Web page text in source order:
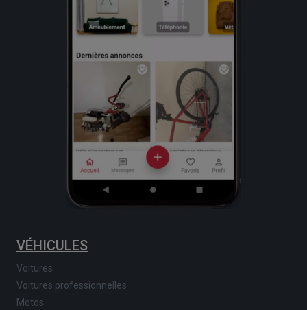
VÉHICULES
Voitures
Voitures professionnelles
Motos